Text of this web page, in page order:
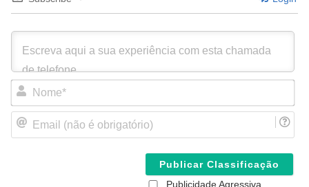
N
m
a
Publicidade Agressiva